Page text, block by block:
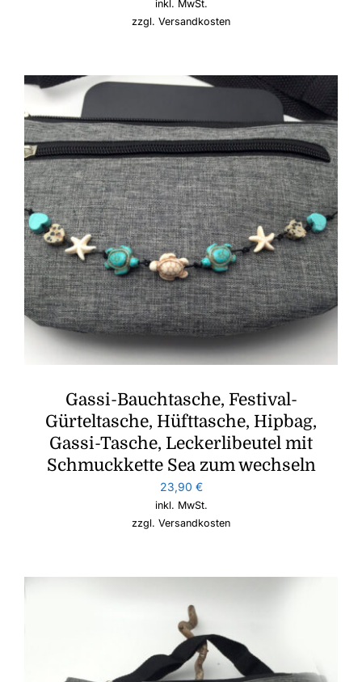
inkl. MwSt.
zzgl. Versandkosten
Gassi-Bauchtasche, Festival-
Gürteltasche, Hüfttasche, Hipbag,
Gassi-Tasche, Leckerlibeutel mit
Schmuckkette Sea zum wechseln
23,90 €
inkl. MwSt.
zzgl. Versandkosten